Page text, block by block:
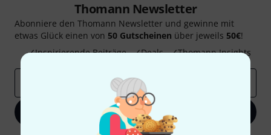
Thomann Newsletter
Abonniere den Thomann Newsletter und gewinne mit
etwas Glück einen von 50 Gutscheinen über jeweils 50€!
Inspirierende Beiträge
Deals Thomann Insights
Jetzt anmelden